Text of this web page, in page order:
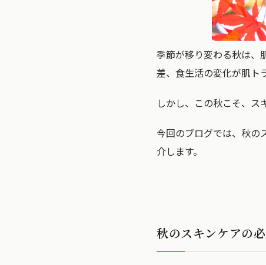
季節が移り変わる秋は、
差、食生活の変化が肌ト
しかし、この秋こそ、ス
今回のブログでは、秋の
介します。
秋のスキンケアの